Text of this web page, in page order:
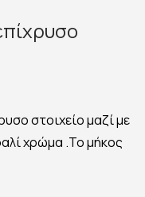
στοιχείο μαζί με
χρώμα .Το μήκος